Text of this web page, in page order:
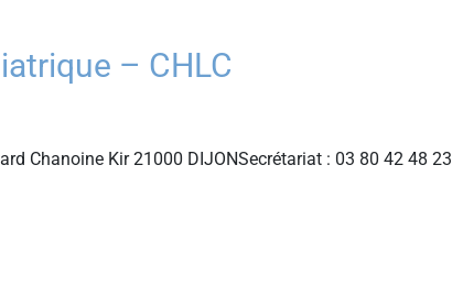
– CHLC
Chanoine Kir 21000 DIJONSecrétariat : 03 80 42 48 23